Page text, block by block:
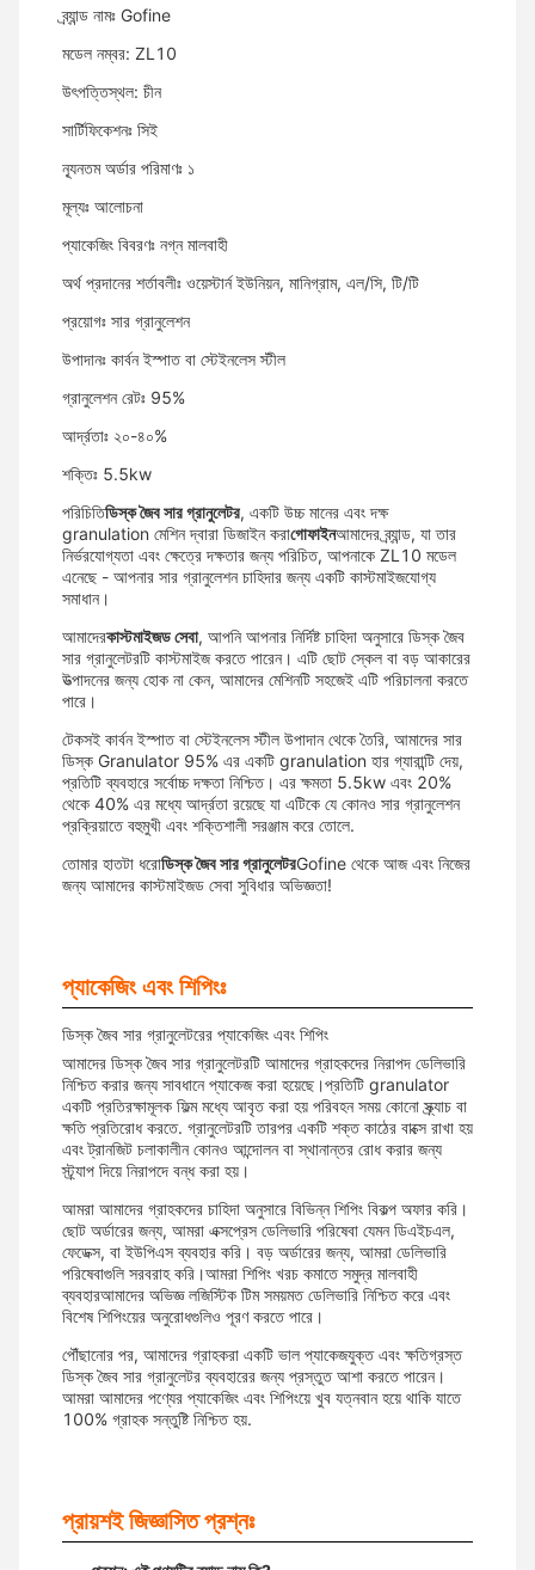
ব্র্যান্ড নামঃ Gofine
মডেল নম্বর: ZL10
উৎপত্তিস্থল: চীন
সার্টিফিকেশনঃ সিই
ন্যূনতম অর্ডার পরিমাণঃ ১
মূল্যঃ আলোচনা
প্যাকেজিং বিবরণঃ নগ্ন মালবাহী
অর্থ প্রদানের শর্তাবলীঃ ওয়েস্টার্ন ইউনিয়ন, মানিগ্রাম, এল/সি, টি/টি
প্রয়োগঃ সার গ্রানুলেশন
উপাদানঃ কার্বন ইস্পাত বা স্টেইনলেস স্টীল
গ্রানুলেশন রেটঃ 95%
আর্দ্রতাঃ ২০-৪০%
শক্তিঃ 5.5kw
পরিচিতিডিস্ক জৈব সার গ্রানুলেটর, একটি উচ্চ মানের এবং দক্ষ
granulation মেশিন দ্বারা ডিজাইন করাগোফাইনআমাদের ব্র্যান্ড, যা তার
নির্ভরযোগ্যতা এবং ক্ষেত্রে দক্ষতার জন্য পরিচিত, আপনাকে ZL10 মডেল
এনেছে - আপনার সার গ্রানুলেশন চাহিদার জন্য একটি কাস্টমাইজযোগ্য
সমাধান।
আমাদেরকাস্টমাইজড সেবা, আপনি আপনার নির্দিষ্ট চাহিদা অনুসারে ডিস্ক জৈব
সার গ্রানুলেটরটি কাস্টমাইজ করতে পারেন। এটি ছোট স্কেল বা বড় আকারের
উত্পাদনের জন্য হোক না কেন, আমাদের মেশিনটি সহজেই এটি পরিচালনা করতে
পারে।
টেকসই কার্বন ইস্পাত বা স্টেইনলেস স্টীল উপাদান থেকে তৈরি, আমাদের সার
ডিস্ক Granulator 95% এর একটি granulation হার গ্যারান্টি দেয়,
প্রতিটি ব্যবহারে সর্বোচ্চ দক্ষতা নিশ্চিত। এর ক্ষমতা 5.5kw এবং 20%
থেকে 40% এর মধ্যে আর্দ্রতা রয়েছে যা এটিকে যে কোনও সার গ্রানুলেশন
প্রক্রিয়াতে বহুমুখী এবং শক্তিশালী সরঞ্জাম করে তোলে.
তোমার হাতটা ধরোডিস্ক জৈব সার গ্রানুলেটরGofine থেকে আজ এবং নিজের
জন্য আমাদের কাস্টমাইজড সেবা সুবিধার অভিজ্ঞতা!
প্যাকেজিং এবং শিপিংঃ
ডিস্ক জৈব সার গ্রানুলেটরের প্যাকেজিং এবং শিপিং
আমাদের ডিস্ক জৈব সার গ্রানুলেটরটি আমাদের গ্রাহকদের নিরাপদ ডেলিভারি
নিশ্চিত করার জন্য সাবধানে প্যাকেজ করা হয়েছে।প্রতিটি granulator
একটি প্রতিরক্ষামূলক ফিল্ম মধ্যে আবৃত করা হয় পরিবহন সময় কোনো স্ক্র্যাচ বা
ক্ষতি প্রতিরোধ করতে. গ্রানুলেটরটি তারপর একটি শক্ত কাঠের বাক্সে রাখা হয়
এবং ট্রানজিট চলাকালীন কোনও আন্দোলন বা স্থানান্তর রোধ করার জন্য
স্ট্র্যাপ দিয়ে নিরাপদে বন্ধ করা হয়।
আমরা আমাদের গ্রাহকদের চাহিদা অনুসারে বিভিন্ন শিপিং বিকল্প অফার করি।
ছোট অর্ডারের জন্য, আমরা এক্সপ্রেস ডেলিভারি পরিষেবা যেমন ডিএইচএল,
ফেডেক্স, বা ইউপিএস ব্যবহার করি। বড় অর্ডারের জন্য, আমরা ডেলিভারি
পরিষেবাগুলি সরবরাহ করি।আমরা শিপিং খরচ কমাতে সমুদ্র মালবাহী
ব্যবহারআমাদের অভিজ্ঞ লজিস্টিক টিম সময়মত ডেলিভারি নিশ্চিত করে এবং
বিশেষ শিপিংয়ের অনুরোধগুলিও পূরণ করতে পারে।
পৌঁছানোর পর, আমাদের গ্রাহকরা একটি ভাল প্যাকেজযুক্ত এবং ক্ষতিগ্রস্ত
ডিস্ক জৈব সার গ্রানুলেটর ব্যবহারের জন্য প্রস্তুত আশা করতে পারেন।
আমরা আমাদের পণ্যের প্যাকেজিং এবং শিপিংয়ে খুব যত্নবান হয়ে থাকি যাতে
100% গ্রাহক সন্তুষ্টি নিশ্চিত হয়.
প্রায়শই জিজ্ঞাসিত প্রশ্নঃ